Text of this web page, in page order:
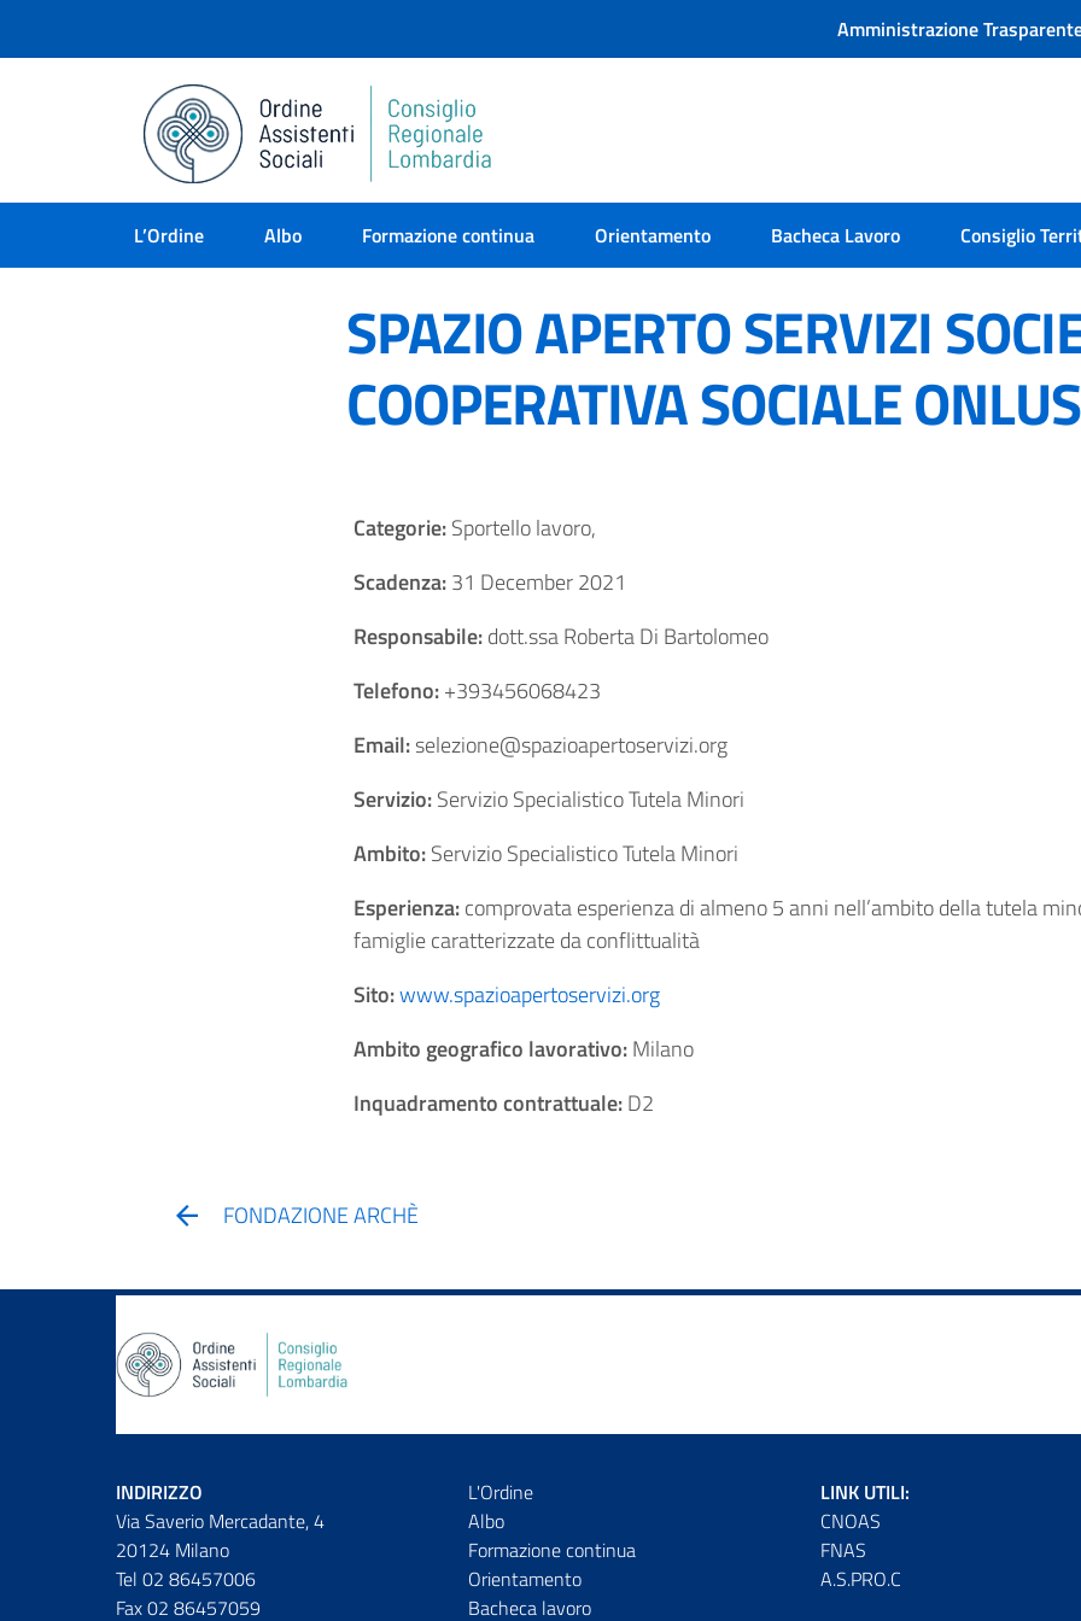
Amministrazione
L’Ordine Albo Formazione continua Orientamento Bacheca Lavoro Consiglio
SPAZIO APERTO SERVIZI
COOPERATIVA SOCIALE ONLUS
Categorie:Sportello lavoro,
Scadenza:31 December 2021
Responsabile:dott.ssa Roberta Di Bartolomeo
Telefono:+393456068423
Email:selezione@spazioapertoservizi.org
Servizio:Servizio Specialistico Tutela Minori
Ambito:Servizio Specialistico Tutela Minori
Esperienza:comprovata esperienza di almeno 5 anni nell’ambito della tutela
famiglie caratterizzate da conflittualità
Sito:www.spazioapertoservizi.org
Ambito geografico lavorativo:Milano
Inquadramento contrattuale:D2
FONDAZIONE ARCHÈ
INDIRIZZO
Via Saverio Mercadante, 4
20124 Milano
Tel 02 86457006
Fax 02 86457059
L'Ordine
Albo
Formazione continua
Orientamento
Bacheca lavoro
LINK UTILI:
CNOAS
FNAS
A.S.PRO.C